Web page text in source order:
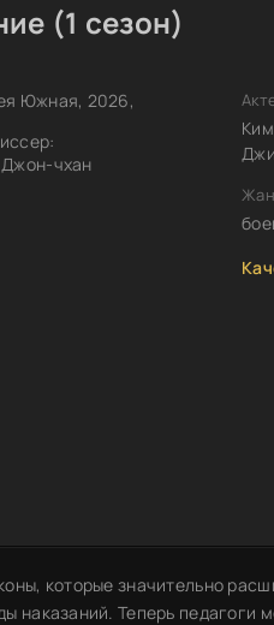
(1 сезон)
Южная, 2026,
чхан
которые значительно
наказаний. Теперь педагоги